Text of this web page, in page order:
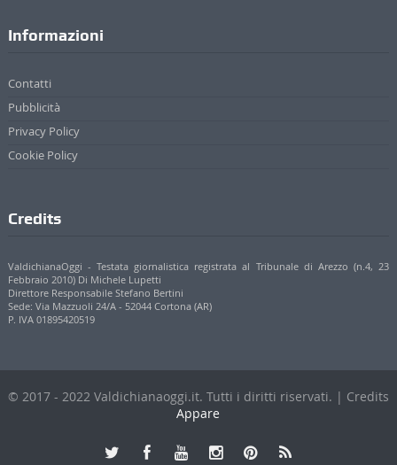
Informazioni
Contatti
Pubblicità
Privacy Policy
Cookie Policy
Credits
ValdichianaOggi - Testata giornalistica registrata al Tribunale di Arezzo (n.4, 23
Febbraio 2010) Di Michele Lupetti
Direttore Responsabile Stefano Bertini
Sede: Via Mazzuoli 24/A - 52044 Cortona (AR)
P. IVA 01895420519
© 2017 - 2022 Valdichianaoggi.it. Tutti i diritti riservati. | Credits
Appare